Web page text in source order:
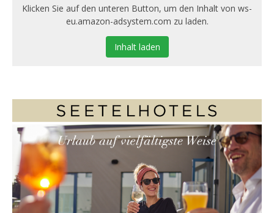
Klicken Sie auf den unteren Button, um den Inhalt von ws-
eu.amazon-adsystem.com zu laden.
Inhalt laden